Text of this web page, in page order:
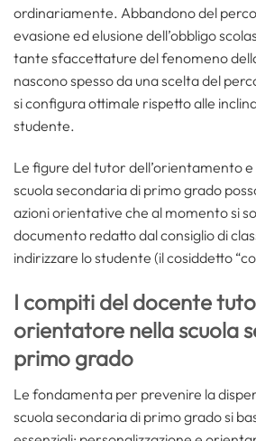
ordinariamente. Abbandono del
evasione ed elusione dell’obbligo
tante sfaccettature del fenomeno
nascono spesso da una scelta del
si configura ottimale rispetto alle
studente.
Le figure del tutor dell’orientamento
scuola secondaria di primo grado
azioni orientative che al momento si
documento redatto dal consiglio di
indirizzare lo studente (il cosiddetto
I compiti del docente
orientatore nella scuola
primo grado
Le fondamenta per prevenire la
scuola secondaria di primo grado si